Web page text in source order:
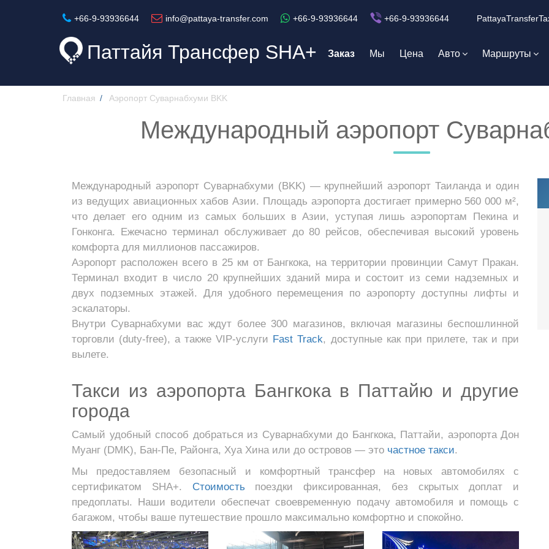
+66-9-93936644 info@pattaya-transfer.com +66-9-93936644 +66-9-93936644
Паттайя Трансфер SHA+ Заказ Мы Цена Авто Маршруты
Главная Аэропорт Суварнабхуми BKK
Международный аэропорт
Международный аэропорт Суварнабхуми (BKK) — крупнейший аэропорт Таиланда и один
из ведущих авиационных хабов Азии. Площадь аэропорта достигает примерно 560 000 м²,
что делает его одним из самых больших в Азии, уступая лишь аэропортам Пекина и
Гонконга. Ежечасно терминал обслуживает до 80 рейсов, обеспечивая высокий уровень
комфорта для миллионов пассажиров.
Аэропорт расположен всего в 25 км от Бангкока, на территории провинции Самут Пракан.
Терминал входит в число 20 крупнейших зданий мира и состоит из семи надземных и
двух подземных этажей. Для удобного перемещения по аэропорту доступны лифты и
эскалаторы.
Внутри Суварнабхуми вас ждут более 300 магазинов, включая магазины беспошлинной
торговли (duty-free), а также VIP-услуги Fast Track, доступные как при прилете, так и при
вылете.
Такси из аэропорта Бангкока в Паттайю и другие
города
Самый удобный способ добраться из Суварнабхуми до Бангкока, Паттайи, аэропорта Дон
Муанг (DMK), Бан-Пе, Районга, Хуа Хина или до островов — это частное такси.
Мы предоставляем безопасный и комфортный трансфер на новых автомобилях с
сертификатом SHA+. Стоимость поездки фиксированная, без скрытых доплат и
предоплаты. Наши водители обеспечат своевременную подачу автомобиля и помощь с
багажом, чтобы ваше путешествие прошло максимально комфортно и спокойно.